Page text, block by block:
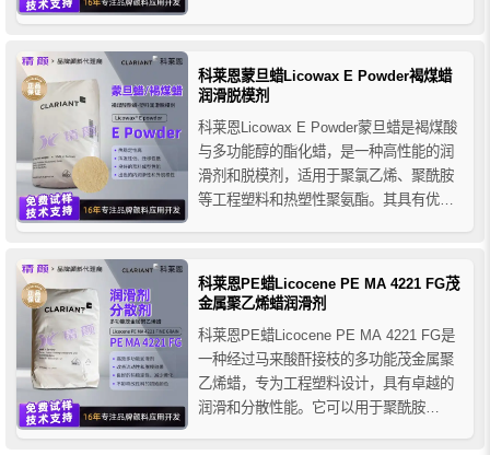
于所有聚酯，如PET、PBT、PETG、共
聚酯和PLA、PHA等生物聚合物。 ...
科莱恩蒙旦蜡Licowax E Powder褐煤蜡
润滑脱模剂
科莱恩Licowax E Powder蒙旦蜡是褐煤酸
与多功能醇的酯化蜡，是一种高性能的润
滑剂和脱模剂，适用于聚氯乙烯、聚酰胺
等工程塑料和热塑性聚氨酯。其具有优异
改善制品表面质量，并保持高度透明性。
尤其适用于挤出和高温注塑等苛刻的加工
科莱恩PE蜡Licocene PE MA 4221 FG茂
金属聚乙烯蜡润滑剂
科莱恩PE蜡Licocene PE MA 4221 FG是
一种经过马来酸酐接枝的多功能茂金属聚
乙烯蜡，专为工程塑料设计，具有卓越的
润滑和分散性能。它可以用于聚酰胺